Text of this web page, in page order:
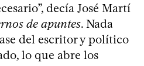
decía José Martí
de apuntes. Nada
del escritor y político
lo que abre los